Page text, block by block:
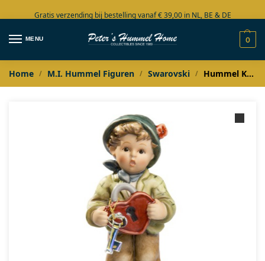
Gratis verzending bij bestelling vanaf € 39,00 in NL, BE & DE
Grote collectie in voorraad
MENU 0
Home / M.I. Hummel Figuren / Swarovski / Hummel Key to my heart Swarovski editie